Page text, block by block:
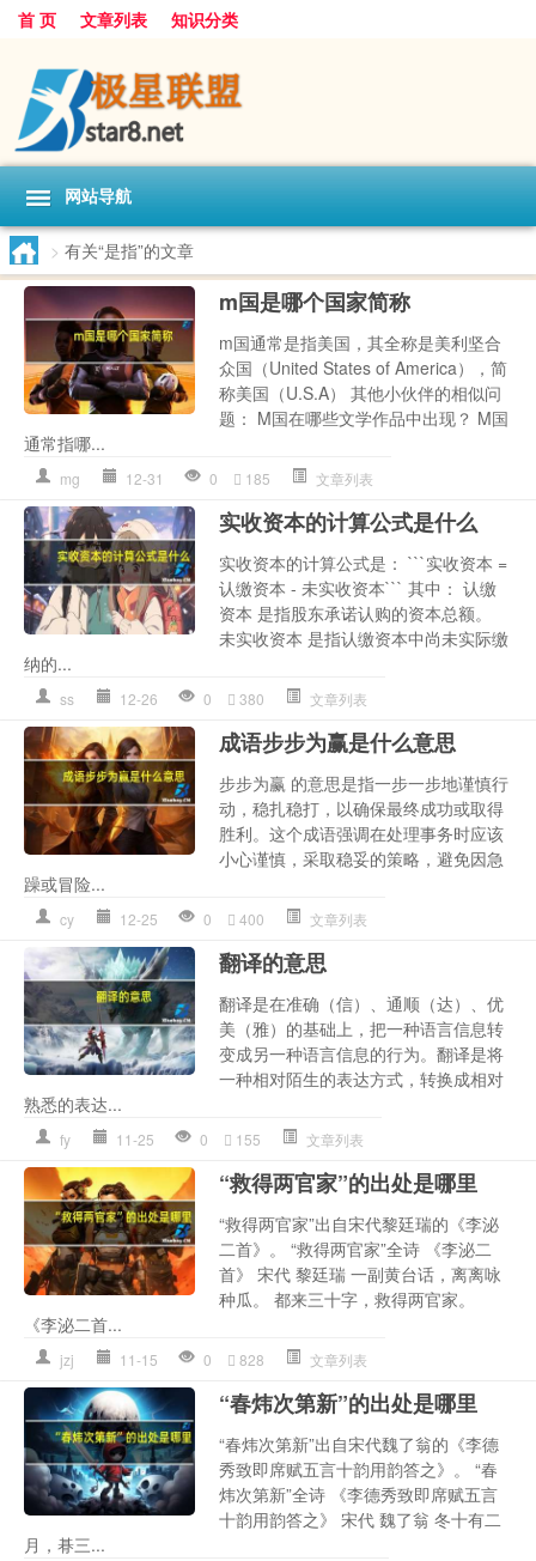
首 页 文章列表 知识分类
网站导航
> 有关“是指”的文章
m国是哪个国家简称
m国通常是指美国，其全称是美利坚合
众国（United States of America），简
称美国（U.S.A） 其他小伙伴的相似问
题： M国在哪些文学作品中出现？ M国
通常指哪...
mg 12-31 0 185 文章列表
实收资本的计算公式是什么
实收资本的计算公式是： ```实收资本 =
认缴资本 - 未实收资本``` 其中： 认缴
资本 是指股东承诺认购的资本总额。
未实收资本 是指认缴资本中尚未实际缴
纳的...
ss 12-26 0 380 文章列表
成语步步为赢是什么意思
步步为赢 的意思是指一步一步地谨慎行
动，稳扎稳打，以确保最终成功或取得
胜利。这个成语强调在处理事务时应该
小心谨慎，采取稳妥的策略，避免因急
躁或冒险...
cy 12-25 0 400 文章列表
翻译的意思
翻译是在准确（信）、通顺（达）、优
美（雅）的基础上，把一种语言信息转
变成另一种语言信息的行为。翻译是将
一种相对陌生的表达方式，转换成相对
熟悉的表达...
fy 11-25 0 155 文章列表
“救得两官家”的出处是哪里
“救得两官家”出自宋代黎廷瑞的《李泌
二首》。 “救得两官家”全诗 《李泌二
首》 宋代 黎廷瑞 一副黄台话，离离咏
种瓜。 都来三十字，救得两官家。
《李泌二首...
jzj 11-15 0 828 文章列表
“春炜次第新”的出处是哪里
“春炜次第新”出自宋代魏了翁的《李德
秀致即席赋五言十韵用韵答之》。 “春
炜次第新”全诗 《李德秀致即席赋五言
十韵用韵答之》 宋代 魏了翁 冬十有二
月，朞三...